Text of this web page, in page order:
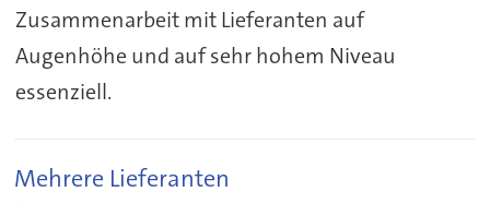
Zusammenarbeit mit Lieferanten auf
Augenhöhe und auf sehr hohem Niveau
essenziell.
Mehrere Lieferanten